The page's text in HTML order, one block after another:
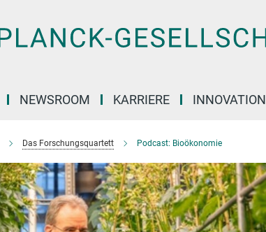
NEWSROOM KARRIERE INNOVATION
Das Forschungsquartett Podcast: Bioökonomie